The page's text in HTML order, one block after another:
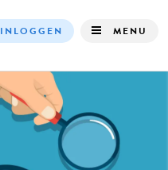
INLOGGEN MENU